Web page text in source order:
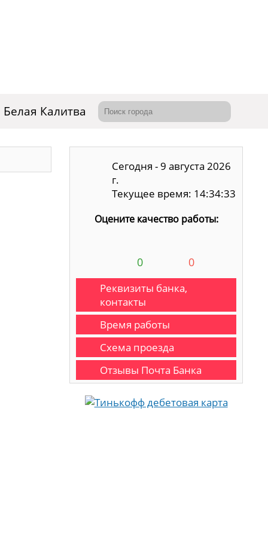
Белая Калитва
Сегодня - 9 августа 2026
г.
Текущее время: 14:34:34
Оцените качество работы:
0 0
Реквизиты банка,
контакты
Время работы
Схема проезда
Отзывы Почта Банка